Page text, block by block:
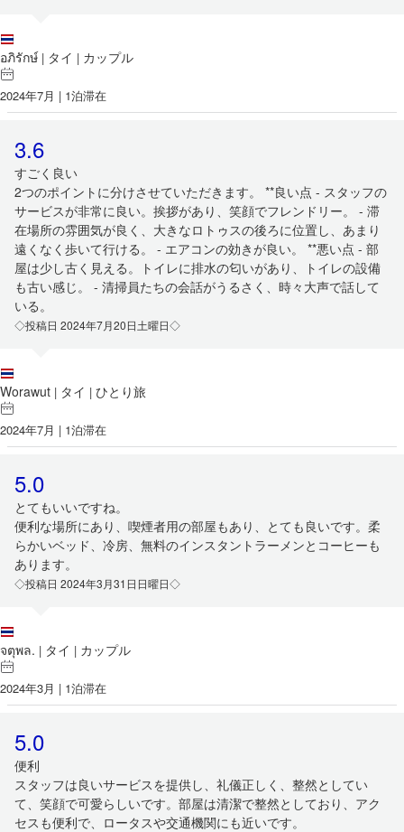
อภิรักษ์ | タイ | カップル
2024年7月 | 1泊滞在
3.6
すごく良い
2つのポイントに分けさせていただきます。 **良い点 - スタッフの
サービスが非常に良い。挨拶があり、笑顔でフレンドリー。 - 滞
在場所の雰囲気が良く、大きなロトゥスの後ろに位置し、あまり
遠くなく歩いて行ける。 - エアコンの効きが良い。 **悪い点 - 部
屋は少し古く見える。トイレに排水の匂いがあり、トイレの設備
も古い感じ。 - 清掃員たちの会話がうるさく、時々大声で話して
いる。
◇投稿日 2024年7月20日土曜日◇
Worawut | タイ | ひとり旅
2024年7月 | 1泊滞在
5.0
とてもいいですね。
便利な場所にあり、喫煙者用の部屋もあり、とても良いです。柔
らかいベッド、冷房、無料のインスタントラーメンとコーヒーも
あります。
◇投稿日 2024年3月31日日曜日◇
จตุพล. | タイ | カップル
2024年3月 | 1泊滞在
5.0
便利
スタッフは良いサービスを提供し、礼儀正しく、整然としてい
て、笑顔で可愛らしいです。部屋は清潔で整然としており、アク
セスも便利で、ロータスや交通機関にも近いです。